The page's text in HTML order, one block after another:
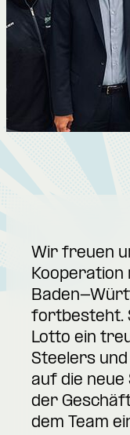
Wir freuen
Kooperation
Baden-
fortbesteht.
Lotto ein
Steelers
auf die
der
dem Team